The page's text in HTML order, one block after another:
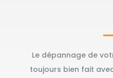
Le dépannage de
toujours bien fait